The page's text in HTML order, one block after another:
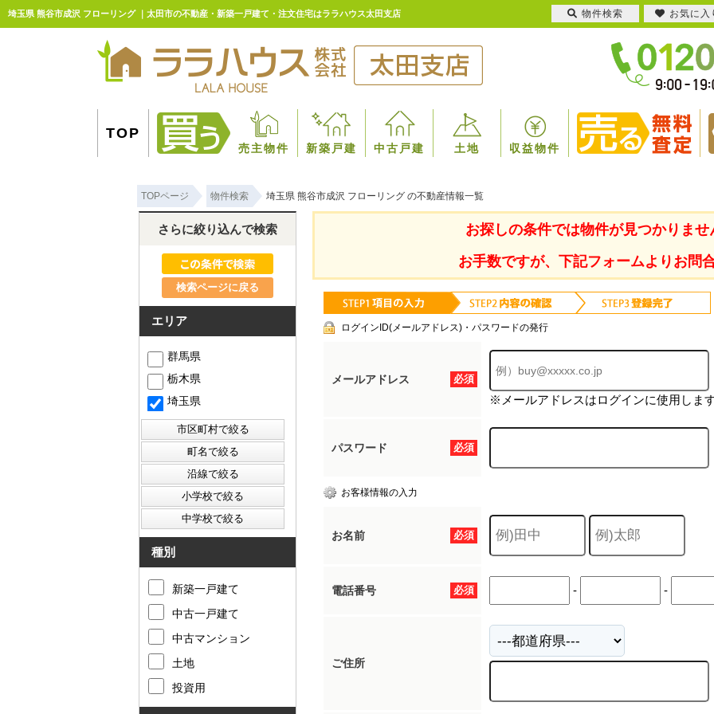
埼玉県 熊谷市成沢 フローリング ｜太田市の不動産・新築一戸建て・注文住宅はララハウス太田支店
TOP
売主物件 新築戸建 中古戸建 土地 収益物件
TOPページ 物件検索 埼玉県 熊谷市成沢 フローリング の不動産情報一覧
お探しの条件では物件が見つかりませ
お手数ですが、下記フォームよりお問
ログインID(メールアドレス)・パスワードの発行
必須
メールアドレス
※メールアドレスはログインに使用します
必須
パスワード
お客様情報の入力
必須
お名前
必須
電話番号 - -
ご住所
さらに絞り込んで検索
検索ページに戻る
エリア
群馬県
栃木県
埼玉県
種別
新築一戸建て
中古一戸建て
中古マンション
土地
投資用
物件検索 お気に入